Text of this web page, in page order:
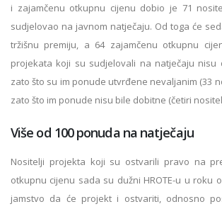
i zajamčenu otkupnu cijenu dobio je 71
sudjelovao na javnom natječaju. Od toga će
tržišnu premiju, a 64 zajamčenu otkupnu
projekata koji su sudjelovali na natječaju nisu
zato što su im ponude utvrđene nevaljanim (33
zato što im ponude nisu bile dobitne (četiri
Više od 100 ponuda na natječaju
Nositelji projekta koji su ostvarili pravo na
otkupnu cijenu sada su dužni HROTE-u u roku
jamstvo da će projekt i ostvariti, odnosno